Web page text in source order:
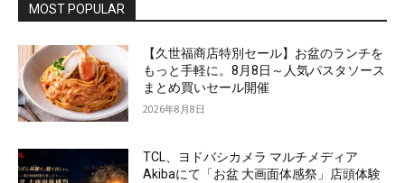
MOST POPULAR
【久世福商店特別セール】お盆のランチを
もっと手軽に。8月8日～人気パスタソース
まとめ買いセール開催
2026年8月8日
TCL、ヨドバシカメラ マルチメディア
Akibaにて「お盆 大画面体感祭」店頭体験